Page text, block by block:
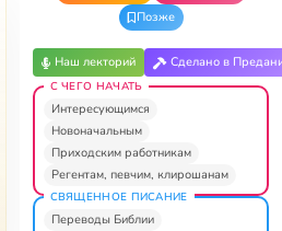
Позже
Наш лекторий Сделано в
С ЧЕГО НАЧАТЬ
Интересующимся
Новоначальным
Приходским работникам
Регентам, певчим, клирошанам
СВЯЩЕННОЕ ПИСАНИЕ
Переводы Библии